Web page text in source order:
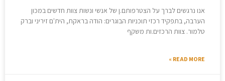
אנו נרגשים לברך על הצטרפותם.ן של אנשי ונשות צוות חדשים במכון
הערבה, בתפקיד רכזי תוכניות הבוגרים: הודה בראקת, הית'ם זיריני וברק
טלמור. צוות הרכזים.ות משקף
READ MORE »